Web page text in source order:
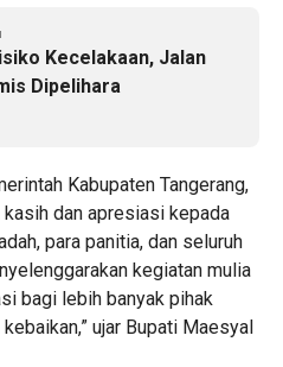
Kecelakaan, Jalan
Dipelihara
Kabupaten Tangerang,
dan apresiasi kepada
para panitia, dan seluruh
kegiatan mulia
bagi lebih banyak pihak
ujar Bupati Maesyal